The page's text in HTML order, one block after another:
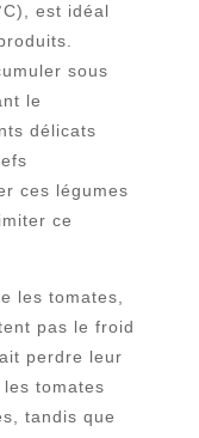
est idéal
sous
le
délicats
ces légumes
ce
les tomates,
pas le froid
perdre leur
tomates
tandis que